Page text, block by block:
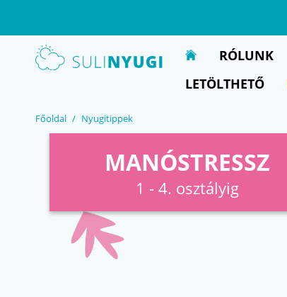
RÓLUNK
LETÖLTHETŐ
Főoldal Nyugitippek
MANÓSTRESSZ
1 - 4. osztályig